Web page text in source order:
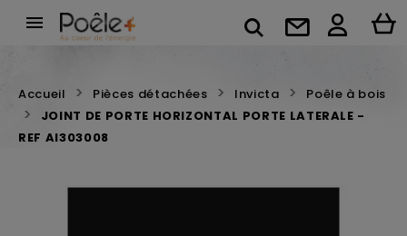

Accueil Pièces détachées Invicta
Poêle à bois
JOINT DE PORTE HORIZONTAL PORTE LATERALE -
REF AI303008